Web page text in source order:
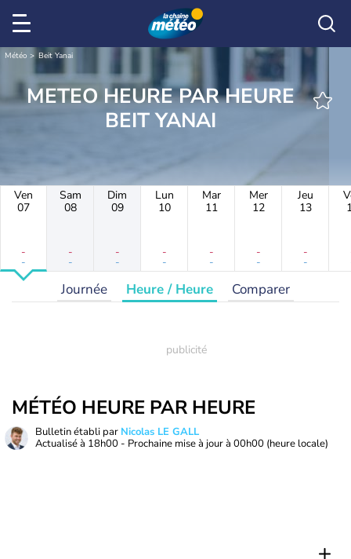
Météo Beit Yanai
METEO HEURE PAR HEURE
BEIT YANAI
Ven
07
-
-
Sam
08
-
-
Dim
09
-
-
Lun
10
-
-
Mar
11
-
-
Mer
12
-
-
Jeu
13
-
-
Journée Heure / Heure Comparer
MÉTÉO HEURE PAR HEURE
Bulletin établi par Nicolas LE GALL
Actualisé à 18h00 - Prochaine mise à jour à 00h00 (heure locale)